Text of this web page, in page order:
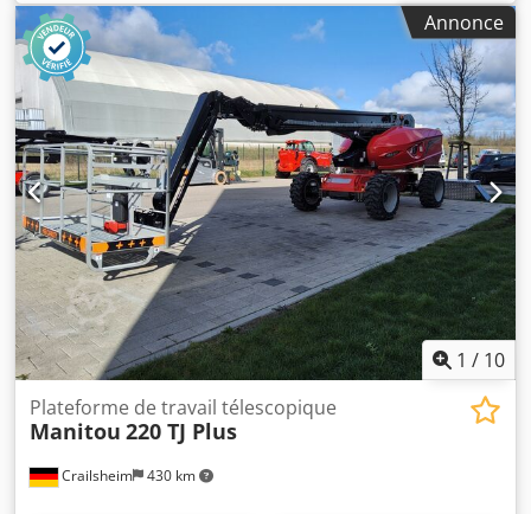
Dcedpeztglqsfx Aanjk · Rotation du panier de travail
(droite/gauche) 90°/90° · Rayon de braquage intérieur 2 m ·
rayon de braquage extérieur 4,40 m · Vitesse de conduite -
mode transport : 4,90 km/h · Vitesse de déplacement -
mode de travail : 1 km/h · Capacité d'escalade : 40 % ·
Inclinaison admissible en mode travail : 4 ° · Pneus en
caoutchouc plein vulcanisé · Roues motrices (avant/arrière)
: 2/2 · Volants (avant/arrière) : 2/2 · Roues/roues freinées :
2/2 · Fabricant/modèle de moteur : Yanmar - 3TNV88C-
DMU · Norme moteur : Stage V · Puissance / puissance
nominale du moteur à combustion : 36,20 Hp / 27,50 kW ·
Pression au sol : 18,20 dan/cm2 · Pression hydraulique :
400 bars · Capacité du réservoir hydraulique : 94 l ·
Capacité du réservoir de carburant : 72L · Bruit ambiant
(LwA) : < 106 dB
Annonce
1 / 10
Crailsheim 430 km
Plateforme de travail télescopique
Manitou 220 TJ Plus